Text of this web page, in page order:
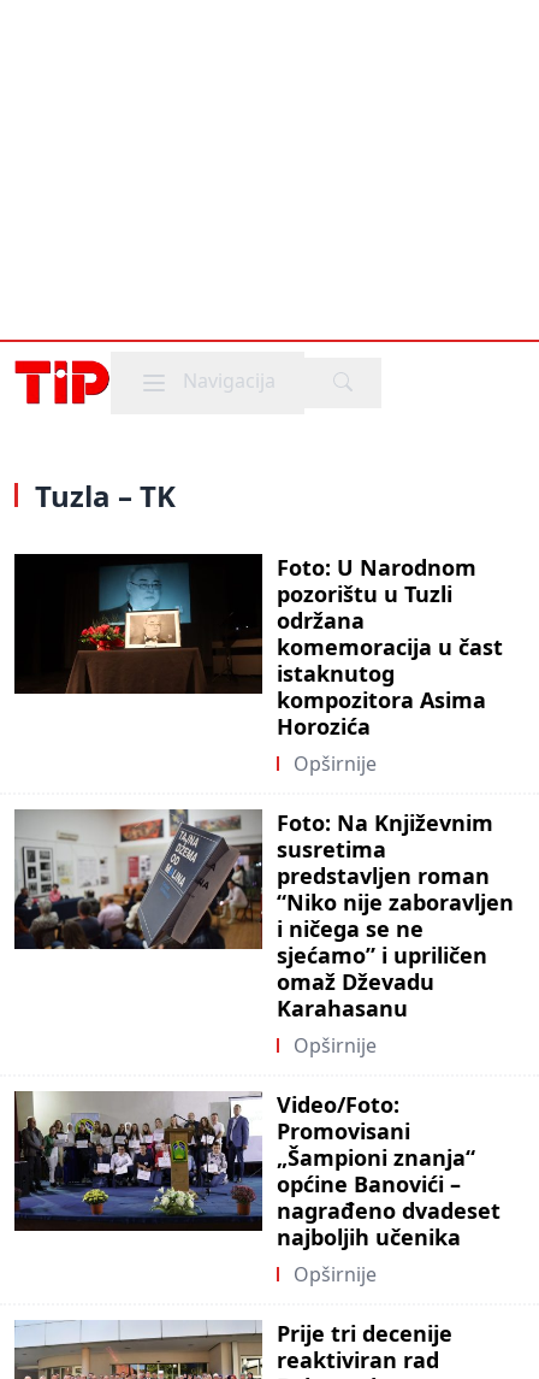
Mobile menu
Navigacija
Tuzla – TK
Foto: U Narodnom
pozorištu u Tuzli
održana
komemoracija u čast
istaknutog
kompozitora Asima
Horozića
Opširnije
Foto: Na Književnim
susretima
predstavljen roman
“Niko nije zaboravljen
i ničega se ne
sjećamo” i upriličen
omaž Dževadu
Karahasanu
Opširnije
Video/Foto:
Promovisani
„Šampioni znanja“
općine Banovići –
nagrađeno dvadeset
najboljih učenika
Opširnije
Prije tri decenije
reaktiviran rad